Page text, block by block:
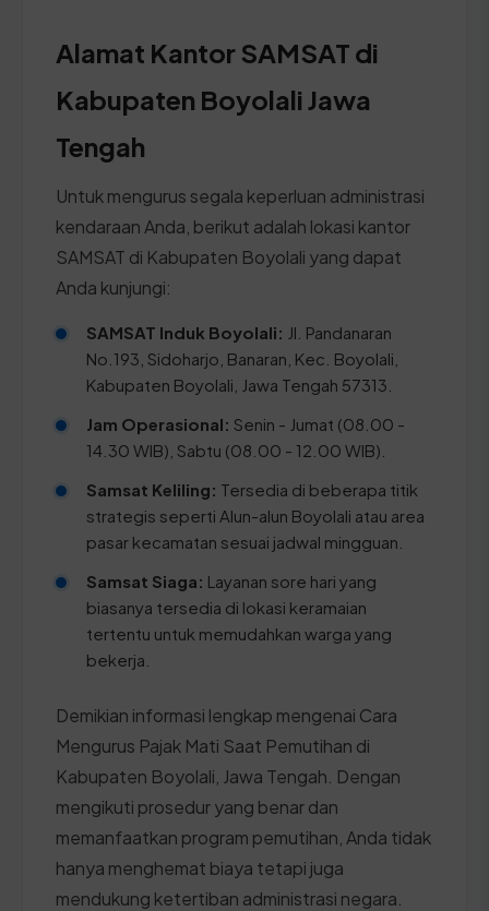
Alamat Kantor SAMSAT di
Kabupaten Boyolali Jawa
Tengah
Untuk mengurus segala keperluan administrasi
kendaraan Anda, berikut adalah lokasi kantor
SAMSAT di Kabupaten Boyolali yang dapat
Anda kunjungi:
SAMSAT Induk Boyolali: Jl. Pandanaran
No.193, Sidoharjo, Banaran, Kec. Boyolali,
Kabupaten Boyolali, Jawa Tengah 57313.
Jam Operasional: Senin - Jumat (08.00 -
14.30 WIB), Sabtu (08.00 - 12.00 WIB).
Samsat Keliling: Tersedia di beberapa titik
strategis seperti Alun-alun Boyolali atau area
pasar kecamatan sesuai jadwal mingguan.
Samsat Siaga: Layanan sore hari yang
biasanya tersedia di lokasi keramaian
tertentu untuk memudahkan warga yang
bekerja.
Demikian informasi lengkap mengenai Cara
Mengurus Pajak Mati Saat Pemutihan di
Kabupaten Boyolali, Jawa Tengah. Dengan
mengikuti prosedur yang benar dan
memanfaatkan program pemutihan, Anda tidak
hanya menghemat biaya tetapi juga
mendukung ketertiban administrasi negara.